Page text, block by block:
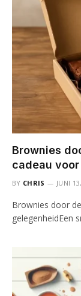
Brownies
cadeau
BY CHRIS JUNI
Brownies door
gelegenheidEen